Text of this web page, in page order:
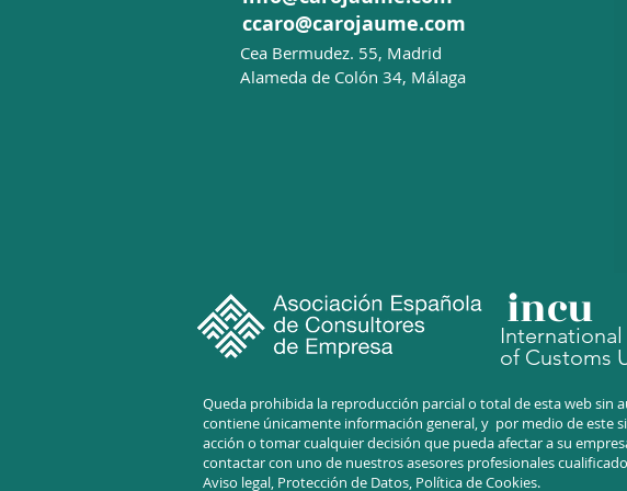
ccaro@carojaume.com
Cea Bermudez. 55, Madrid
Alameda de Colón 34, Málaga
incu
of Customs
Queda prohibida la reproducción parcial o total de esta web
contiene únicamente información general, y por medio de este
acción o tomar cualquier decisión que pueda afectar a su
contactar con uno de nuestros asesores profesionales
Aviso legal, Protección de Datos, Política de Cookies.